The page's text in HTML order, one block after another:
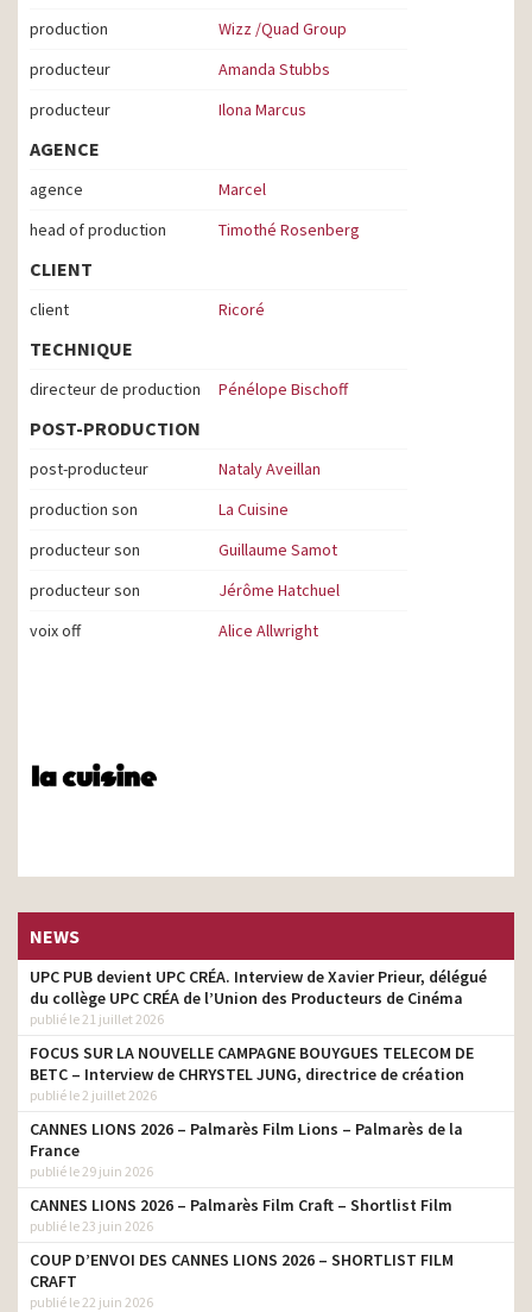
production
Wizz /Quad Group
producteur
Amanda Stubbs
producteur
Ilona Marcus
AGENCE
agence
Marcel
head of production
Timothé Rosenberg
CLIENT
client Ricoré
TECHNIQUE
directeur de production Pénélope Bischoff
POST-PRODUCTION
post-producteur
Nataly Aveillan
production son
La Cuisine
producteur son
Guillaume Samot
producteur son
Jérôme Hatchuel
voix off
Alice Allwright
NEWS
UPC PUB devient UPC CRÉA. Interview de Xavier Prieur, délégué
du collège UPC CRÉA de l’Union des Producteurs de Cinéma
publié le 21 juillet 2026
FOCUS SUR LA NOUVELLE CAMPAGNE BOUYGUES TELECOM DE
BETC – Interview de CHRYSTEL JUNG, directrice de création
publié le 2 juillet 2026
CANNES LIONS 2026 – Palmarès Film Lions – Palmarès de la
France
publié le 29 juin 2026
CANNES LIONS 2026 – Palmarès Film Craft – Shortlist Film
publié le 23 juin 2026
COUP D’ENVOI DES CANNES LIONS 2026 – SHORTLIST FILM
CRAFT
publié le 22 juin 2026